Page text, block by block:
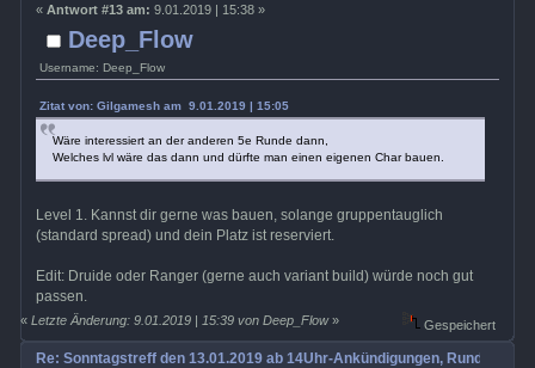
Deep_Flow
Username: Deep_Flow
« Antwort #13 am: 9.01.2019 | 15:38 »
Zitat von: Gilgamesh am 9.01.2019 | 15:05
Wäre interessiert an der anderen 5e Runde dann,
Welches lvl wäre das dann und dürfte man einen eigenen Char bauen.
Level 1. Kannst dir gerne was bauen, solange gruppentauglich
(standard spread) und dein Platz ist reserviert.
Edit: Druide oder Ranger (gerne auch variant build) würde noch gut
passen.
«Letzte Änderung: 9.01.2019 | 15:39 von Deep_Flow» Gespeichert
Re: Sonntagstreff den 13.01.2019 ab 14Uhr-Ankündigungen,